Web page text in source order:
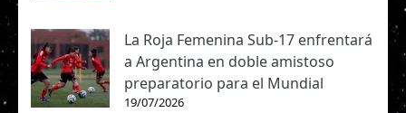
La Roja Femenina Sub-17 enfrentará
a Argentina en doble amistoso
preparatorio para el Mundial
19/07/2026